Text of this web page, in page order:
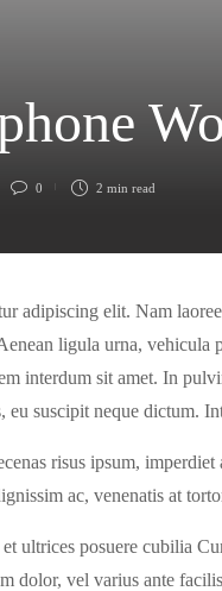
0 2 min read
adipiscing elit. Nam
ligula urna, vehicula
interdum sit amet. In
suscipit neque dictum.
risus ipsum,
ac, venenatis at
ultrices posuere cubilia
vel varius ante